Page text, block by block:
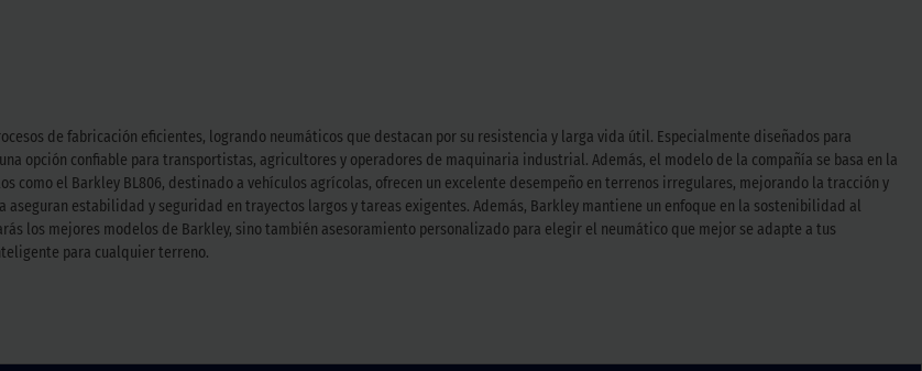
de fabricación eficientes, logrando neumáticos que destacan por su resistencia y larga vida útil. Especialmente diseñados para
opción confiable para transportistas, agricultores y operadores de maquinaria industrial. Además, el modelo de la compañía se basa en la
como el Barkley BL806, destinado a vehículos agrícolas, ofrecen un excelente desempeño en terrenos irregulares, mejorando la tracción y
estabilidad y seguridad en trayectos largos y tareas exigentes. Además, Barkley mantiene un enfoque en la sostenibilidad al
los mejores modelos de Barkley, sino también asesoramiento personalizado para elegir el neumático que mejor se adapte a tus
para cualquier terreno.